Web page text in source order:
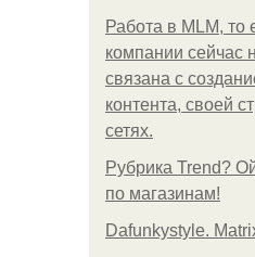
Работа в MLM, то
компании сейчас
связана с
контента, своей
сетях.
Рубрика Trend?
по магазинам!
Dafunkystyle.